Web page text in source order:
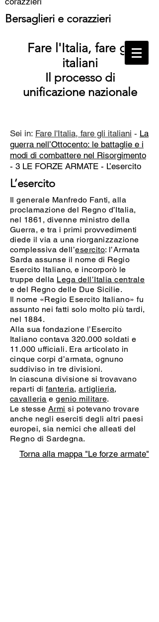
Bersaglieri e corazzieri
Fare l'Italia, fare gli
italiani
Il processo di
unificazione nazionale
Sei in: Fare l'Italia, fare gli italiani - La
guerra nell’Ottocento: le battaglie e i
modi di combattere nel Risorgimento
- 3 LE FORZE ARMATE - L’esercito
L’esercito
Il generale Manfredo Fanti, alla
proclamazione del Regno d’Italia,
nel 1861, divenne ministro della
Guerra, e tra i primi provvedimenti
diede il via a una riorganizzazione
complessiva dell’esercito: l’Armata
Sarda assunse il nome di Regio
Esercito Italiano, e incorporò le
truppe della Lega dell’Italia centrale
e del Regno delle Due Sicilie.
Il nome «Regio Esercito Italiano» fu
assunto nei fatti solo molto più tardi,
nel 1884.
Alla sua fondazione l’Esercito
Italiano contava 320.000 soldati e
11.000 ufficiali. Era articolato in
cinque corpi d’armata, ognuno
suddiviso in tre divisioni.
In ciascuna divisione si trovavano
reparti difanteria,artiglieria,
cavalleria egenio militare.
Le stesse Armi si potevano trovare
anche negli eserciti degli altri paesi
europei, sia nemici che alleati del
Regno di Sardegna.
Torna alla mappa "Le forze armate"